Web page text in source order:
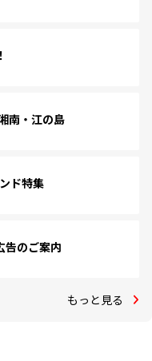
南・江の島
ド特集
告のご案内
もっと見る